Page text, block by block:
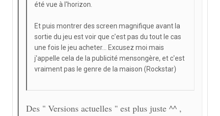
été vue à l'horizon.
Et puis montrer des screen magnifique avant la
sortie du jeu est voir que c'est pas du tout le cas
une fois le jeu acheter... Excusez moi mais
j'appelle cela de la publicité mensongère, et c'est
vraiment pas le genre de la maison (Rockstar)
Des " Versions actuelles " est plus juste ^^ ,